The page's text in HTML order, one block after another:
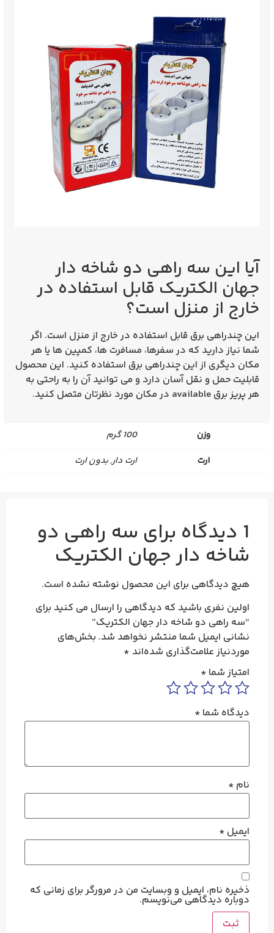
آیا این سه راهی دو شاخه دار
جهان الکتریک قابل استفاده در
خارج از منزل است؟
این چندراهی برق قابل استفاده در خارج از منزل است. اگر
شما نیاز دارید که در سفرها، مسافرت‌ ها، کمپین ها یا هر
مکان دیگری از این چندراهی برق استفاده کنید. این محصول
قابلیت حمل و نقل آسان دارد و می‌ توانید آن را به راحتی به
هر پریز برق available در مکان مورد نظرتان متصل کنید.
وزن
100 گرم
ارت
ارت دار, بدون ارت
1 دیدگاه برای سه راهی دو
شاخه دار جهان الکتریک
هیچ دیدگاهی برای این محصول نوشته نشده است.
اولین نفری باشید که دیدگاهی را ارسال می کنید برای
“سه راهی دو شاخه دار جهان الکتریک”
نشانی ایمیل شما منتشر نخواهد شد. بخش‌های
موردنیاز علامت‌گذاری شده‌اند *
امتیاز شما *
دیدگاه شما *
نام *
ایمیل *
ذخیره نام، ایمیل و وبسایت من در مرورگر برای زمانی که
دوباره دیدگاهی می‌نویسم.